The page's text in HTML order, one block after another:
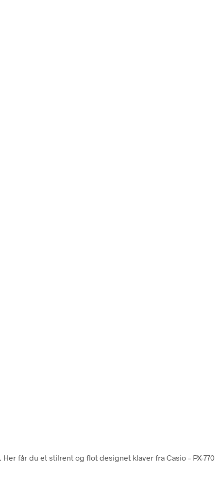
. Her får du et stilrent og flot designet klaver fra Casio – PX-770